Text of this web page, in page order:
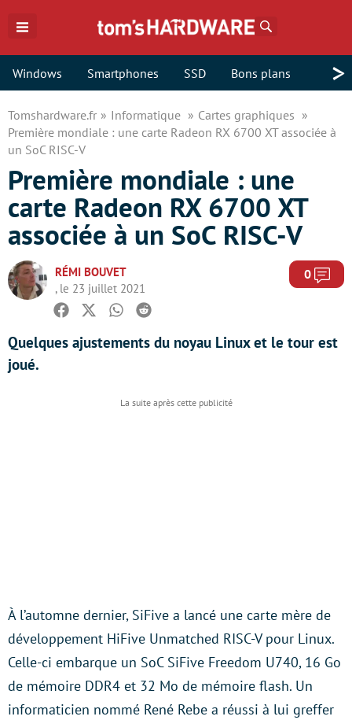
Windows Smartphones SSD Bons plans >
Tomshardware.fr Informatique
Cartes graphiques
Première mondiale : une carte Radeon RX 6700 XT associée à
un SoC RISC-V
Première mondiale : une
carte Radeon RX 6700 XT
associée à un SoC RISC-V
RÉMI BOUVET
, le 23 juillet 2021
0
Facebook
TwitterWhatsapp
Reddit
Quelques ajustements du noyau Linux et le tour est
joué.
À l’automne dernier, SiFive a lancé une carte mère de
développement HiFive Unmatched RISC-V pour Linux.
Celle-ci embarque un SoC SiFive Freedom U740, 16 Go
de mémoire DDR4 et 32 Mo de mémoire flash. Un
informaticien nommé René Rebe a réussi à lui greffer